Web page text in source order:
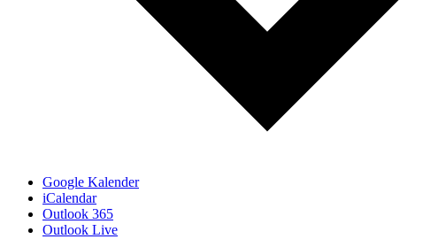
Google Kalender
iCalendar
Outlook 365
Outlook Live